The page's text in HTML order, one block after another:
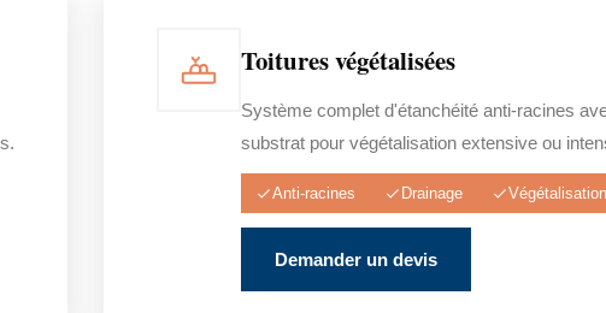
Toitures végétalisées
Système complet d'étanchéité anti-racines
substrat pour végétalisation extensive ou
Anti-racines Drainage Végétalisation
Demander un devis